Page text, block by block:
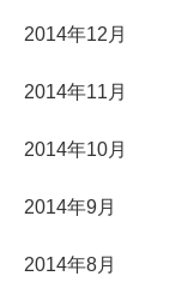
2014年12月
2014年11月
2014年10月
2014年9月
2014年8月